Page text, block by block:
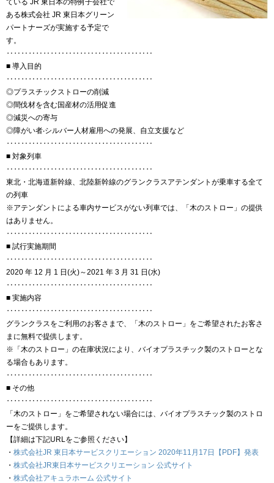
ている JR 東日本の特例子会社で
ある株式会社 JR 東日本グリーン
パートナーズが実施する予定で
す。
‥‥‥‥‥‥‥‥‥‥‥‥‥‥‥‥‥‥‥‥
■ 導入目的
‥‥‥‥‥‥‥‥‥‥‥‥‥‥‥‥‥‥‥‥
◎プラスチックストローの削減
◎間伐材を含む国産材の活用促進
◎減災への寄与
◎障がい者‧シルバー人材雇用への発展、自立支援など
‥‥‥‥‥‥‥‥‥‥‥‥‥‥‥‥‥‥‥‥
■ 対象列車
‥‥‥‥‥‥‥‥‥‥‥‥‥‥‥‥‥‥‥‥
東北・北海道新幹線、北陸新幹線のグランクラスアテンダントが乗車する全て
の列車
※アテンダントによる車内サービスがない列車では、「木のストロー」の提供
はありません。
‥‥‥‥‥‥‥‥‥‥‥‥‥‥‥‥‥‥‥‥
■ 試行実施期間
‥‥‥‥‥‥‥‥‥‥‥‥‥‥‥‥‥‥‥‥
2020 年 12 月 1 日(火)～2021 年 3 月 31 日(水)
‥‥‥‥‥‥‥‥‥‥‥‥‥‥‥‥‥‥‥‥
■ 実施内容
‥‥‥‥‥‥‥‥‥‥‥‥‥‥‥‥‥‥‥‥
グランクラスをご利用のお客さまで、「木のストロー」をご希望されたお客さ
まに無料で提供します。
※「木のストロー」の在庫状況により、バイオプラスチック製のストローとな
る場合もあります。
‥‥‥‥‥‥‥‥‥‥‥‥‥‥‥‥‥‥‥‥
■ その他
‥‥‥‥‥‥‥‥‥‥‥‥‥‥‥‥‥‥‥‥
「木のストロー」をご希望されない場合には、バイオプラスチック製のストロ
ーをご提供します。
【詳細は下記URLをご参照ください】
・ 株式会社JR 東日本サービスクリエーション 2020年11月17日【PDF】発表
・ 株式会社JR東日本サービスクリエーション 公式サイト
・ 株式会社アキュラホーム 公式サイト